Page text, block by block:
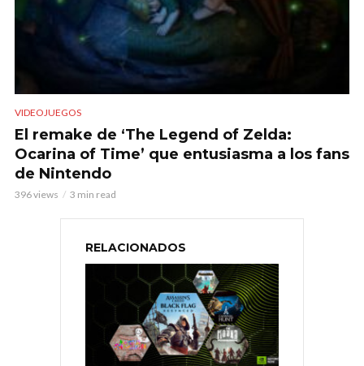
VIDEOJUEGOS
El remake de ‘The Legend of Zelda:
Ocarina of Time’ que entusiasma a los fans
de Nintendo
396 views 3 min read
RELACIONADOS